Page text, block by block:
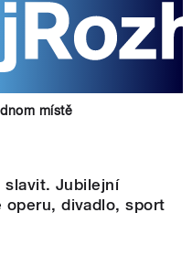
místě
slavit. Jubilejní
operu, divadlo, sport